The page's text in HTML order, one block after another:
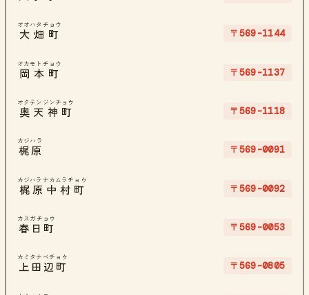
大畑町
オオハタチョウ
〒569-1144
岡本町
オカモトチョウ
〒569-1137
奥天神町
オクテンジンチョウ
〒569-1118
梶原
カジハラ
〒569-0091
梶原中村町
カジハラナカムラチョウ
〒569-0092
春日町
カスガチョウ
〒569-0053
上田辺町
カミタナベチョウ
〒569-0805